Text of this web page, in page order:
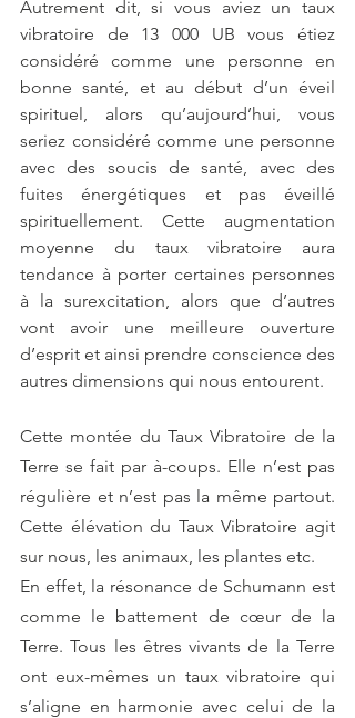
Autrement dit, si vous aviez un taux
vibratoire de 13 000 UB vous étiez
considéré comme une personne en
bonne santé, et au début d’un éveil
spirituel, alors qu’aujourd’hui, vous
seriez considéré comme une personne
avec des soucis de santé, avec des
fuites énergétiques et pas éveillé
spirituellement. Cette augmentation
moyenne du taux vibratoire aura
tendance à porter certaines personnes
à la surexcitation, alors que d’autres
vont avoir une meilleure ouverture
d’esprit et ainsi prendre conscience des
autres dimensions qui nous entourent.
Cette montée du Taux Vibratoire de la
Terre se fait par à-coups. Elle n’est pas
régulière et n’est pas la même partout.
Cette élévation du Taux Vibratoire agit
sur nous, les animaux, les plantes etc.
En effet, la résonance de Schumann est
comme le battement de cœur de la
Terre. Tous les êtres vivants de la Terre
ont eux-mêmes un taux vibratoire qui
s’aligne en harmonie avec celui de la